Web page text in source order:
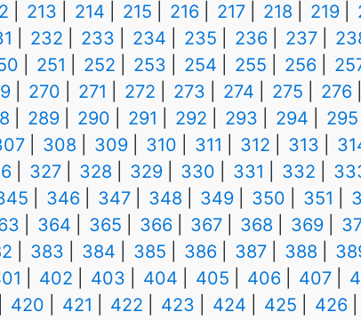
213 214 215 216 217 218 219
232 233 234 235 236 237
251 252 253 254 255 256
270 271 272 273 274 275 276
289 290 291 292 293 294 295
308 309 310 311 312 313
327 328 329 330 331 332
346 347 348 349 350 351
364 365 366 367 368 369
383 384 385 386 387 388
402 403 404 405 406 407
420 421 422 423 424 425 426